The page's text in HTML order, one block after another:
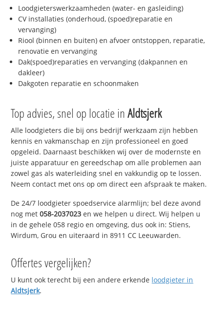
Loodgieterswerkzaamheden (water- en gasleiding)
CV installaties (onderhoud, (spoed)reparatie en
vervanging)
Riool (binnen en buiten) en afvoer ontstoppen, reparatie,
renovatie en vervanging
Dak(spoed)reparaties en vervanging (dakpannen en
dakleer)
Dakgoten reparatie en schoonmaken
Top advies, snel op locatie inAldtsjerk
Alle loodgieters die bij ons bedrijf werkzaam zijn hebben
kennis en vakmanschap en zijn professioneel en goed
opgeleid. Daarnaast beschikken wij over de modernste en
juiste apparatuur en gereedschap om alle problemen aan
zowel gas als waterleiding snel en vakkundig op te lossen.
Neem contact met ons op om direct een afspraak te maken.
De 24/7 loodgieter spoedservice alarmlijn; bel deze avond
nog met058-2037023 en we helpen u direct. Wij helpen u
in de gehele 058 regio en omgeving, dus ook in: Stiens,
Wirdum, Grou en uiteraard in 8911 CC Leeuwarden.
Offertes vergelijken?
U kunt ook terecht bij een andere erkende loodgieter in
Aldtsjerk.